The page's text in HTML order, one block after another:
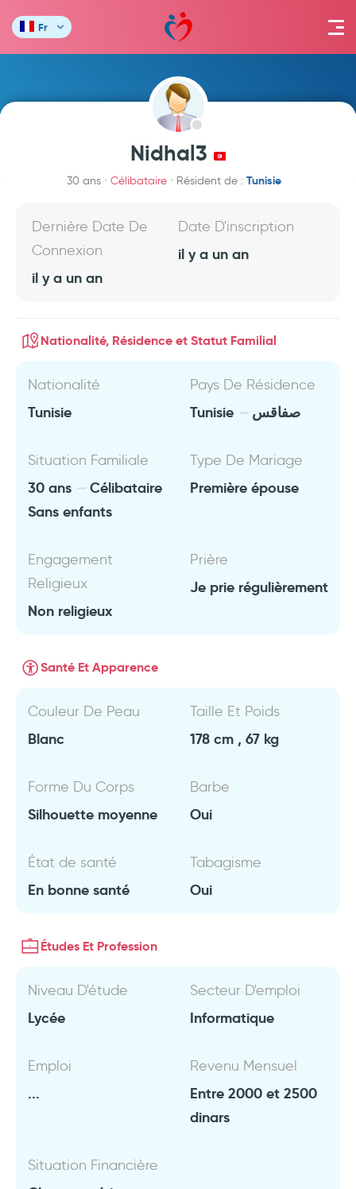
Fr
Nidhal3
30 ans Célibataire Résident de : Tunisie
Dernière Date De
Connexion
il y a un an
Date D'inscription
il y a un an
Nationalité, Résidence et Statut Familial
Nationalité
Tunisie
Pays De Résidence
Tunisie صفاقس
Situation Familiale
30 ans
Célibataire
Sans enfants
Type De Mariage
Première épouse
Engagement
Religieux
Non religieux
Prière
Je prie régulièrement
Santé Et Apparence
Couleur De Peau
Blanc
Taille Et Poids
178 cm , 67 kg
Forme Du Corps
Silhouette moyenne
Barbe
Oui
État de santé
En bonne santé
Tabagisme
Oui
Études Et Profession
Niveau D'étude
Lycée
Secteur D'emploi
Informatique
Emploi
...
Revenu Mensuel
Entre 2000 et 2500
dinars
Situation Financière